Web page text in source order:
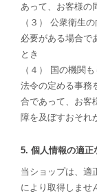
あって、お客様の
（３） 公衆衛生
必要がある場合で
とき
（４） 国の機関
法令の定める事務
合であって、お客
障を及ぼすおそれ
5. 個人情報の適正
当ショップは、適
により取得しませ